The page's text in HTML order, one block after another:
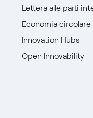
Lettera alle parti
Economia circolare
Innovation Hubs
Open Innovability